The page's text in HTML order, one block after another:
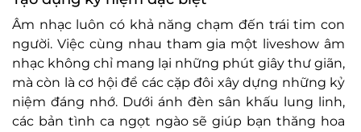
Âm nhạc luôn có khả năng chạm đến trái tim con
người. Việc cùng nhau tham gia một liveshow âm
nhạc không chỉ mang lại những phút giây thư giãn,
mà còn là cơ hội để các cặp đôi xây dựng những kỷ
niệm đáng nhớ. Dưới ánh đèn sân khấu lung linh,
các bản tình ca ngọt ngào sẽ giúp bạn thăng hoa